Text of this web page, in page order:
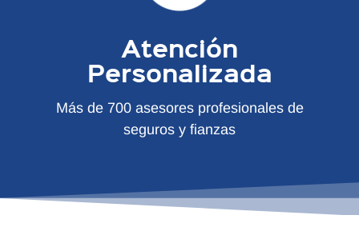
Atención
Personalizada
Más de 700 asesores profesionales de
seguros y fianzas